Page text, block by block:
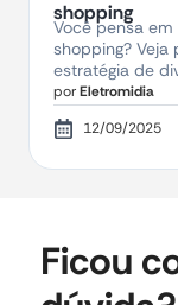
shopping
Você pensa
shopping?
estratégia de
porEletromidia
12/09/2025
Ficou